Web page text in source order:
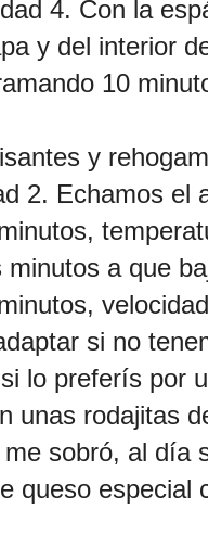
4. Con la
y del interior
10
y
2. Echamos el
minutos a que
si no
lo preferís por
unas rodajitas
sobró, al día
queso